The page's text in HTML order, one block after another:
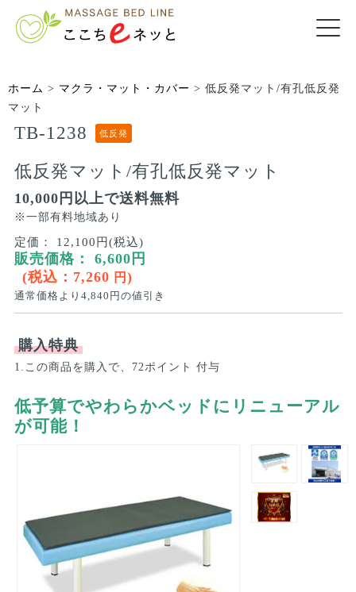
ホーム > マクラ・マット・カバー > 低反発マット/有孔低反発
マット
TB-1238 低反発
低反発マット/有孔低反発マット
10,000円以上で送料無料
※一部有料地域あり
定価：
12,100円(税込)
販売価格： 6,600 円
(税込： 7,260 円 )
通常価格より 4,840 円の値引き
購入特典
1.この商品を購入で、72ポイント 付与
低予算でやわらかベッドにリニューアル
が可能！